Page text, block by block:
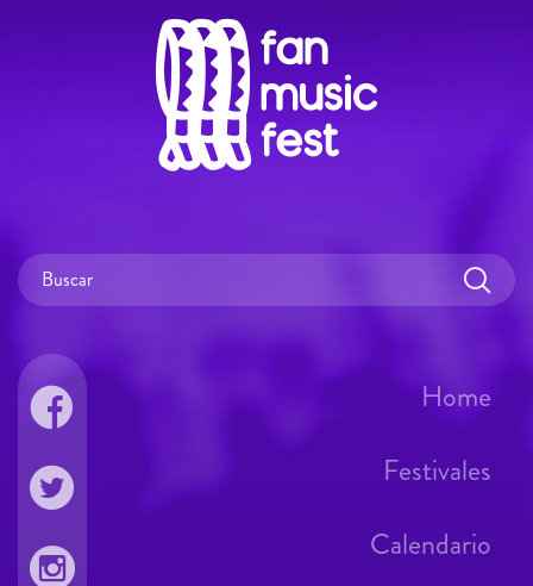
Home
Festivales
Calendario